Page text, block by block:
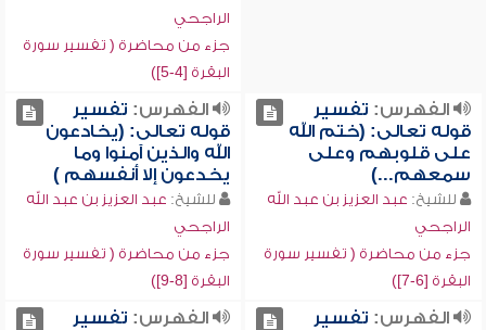
الراجحي
جزء من محاضرة ( تفسير سورة
البقرة [4-5])
الفهرس: تفسير
قوله تعالى: (ختم الله
على قلوبهم وعلى
سمعهم...)
للشيخ: عبد العزيز بن عبد الله
الراجحي
جزء من محاضرة ( تفسير سورة
البقرة [6-7])
الفهرس: تفسير
قوله تعالى: (يخادعون
الله والذين آمنوا وما
يخدعون إلا أنفسهم )
للشيخ: عبد العزيز بن عبد الله
الراجحي
جزء من محاضرة ( تفسير سورة
البقرة [8-9])
الفهرس: تفسير الفهرس: تفسير